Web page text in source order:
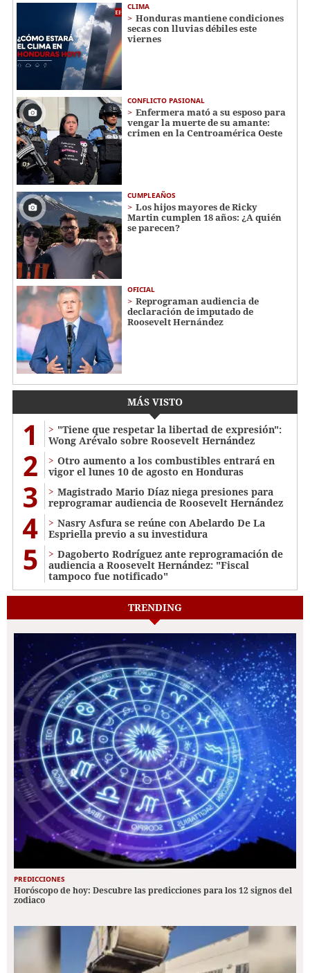
CLIMA
Honduras mantiene condiciones
secas con lluvias débiles este
viernes
CONFLICTO PASIONAL
Enfermera mató a su esposo para
vengar la muerte de su amante:
crimen en la Centroamérica Oeste
CUMPLEAÑOS
Los hijos mayores de Ricky
Martin cumplen 18 años: ¿A quién
se parecen?
OFICIAL
Reprograman audiencia de
declaración de imputado de
Roosevelt Hernández
MÁS VISTO
1
"Tiene que respetar la libertad de expresión":
Wong Arévalo sobre Roosevelt Hernández
2
Otro aumento a los combustibles entrará en
vigor el lunes 10 de agosto en Honduras
3
Magistrado Mario Díaz niega presiones para
reprogramar audiencia de Roosevelt Hernández
4
Nasry Asfura se reúne con Abelardo De La
Espriella previo a su investidura
5
Dagoberto Rodríguez ante reprogramación de
audiencia a Roosevelt Hernández: "Fiscal
tampoco fue notificado"
TRENDING
PREDICCIONES
Horóscopo de hoy: Descubre las predicciones para los 12 signos del
zodiaco